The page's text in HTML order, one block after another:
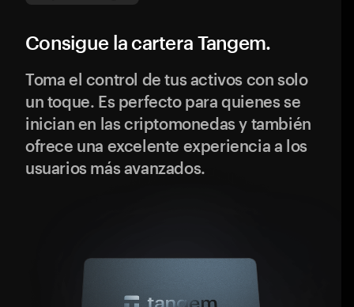
Consigue la cartera Tangem.
Toma el control de tus activos con solo
un toque. Es perfecto para quienes se
inician en las criptomonedas y también
ofrece una excelente experiencia a los
usuarios más avanzados.